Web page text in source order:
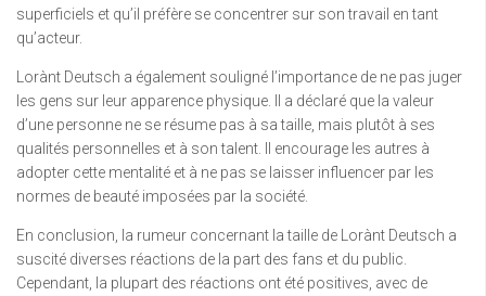
superficiels et qu’il préfère se concentrer sur son travail en tant
qu’acteur.
Lorànt Deutsch a également souligné l’importance de ne pas juger
les gens sur leur apparence physique. Il a déclaré que la valeur
d’une personne ne se résume pas à sa taille, mais plutôt à ses
qualités personnelles et à son talent. Il encourage les autres à
adopter cette mentalité et à ne pas se laisser influencer par les
normes de beauté imposées par la société.
En conclusion, la rumeur concernant la taille de Lorànt Deutsch a
suscité diverses réactions de la part des fans et du public.
Cependant, la plupart des réactions ont été positives, avec de